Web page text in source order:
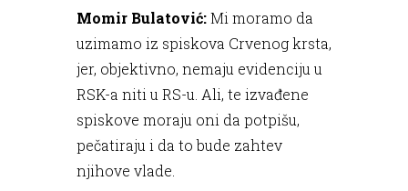
Momir Bulatović:Mi moramo da
uzimamo iz spiskova Crvenog krsta,
jer, objektivno, nemaju evidenciju u
RSK-a niti u RS-u. Ali, te izvađene
spiskove moraju oni da potpišu,
pečatiraju i da to bude zahtev
njihove vlade.